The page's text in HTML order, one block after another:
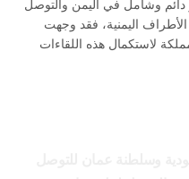
وشامل في اليمن والتوصل
اليمنية، فقد وجهت
لاستكمال هذه اللقاءات